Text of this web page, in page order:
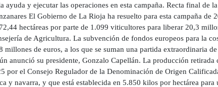
ayuda y ejecutar las operaciones en esta campaña. Recta final de
El Gobierno de La Rioja ha resuelto para esta campaña de
hectáreas por parte de 1.099 viticultores para liberar 20,3
de Agricultura. La subvención de fondos europeos para la
millones de euros, a los que se suman una partida extraordinaria
anunció su presidente, Gonzalo Capellán. La producción retirada
por el Consejo Regulador de la Denominación de Origen
y navarra, y que está establecida en 5.850 kilos por hectárea